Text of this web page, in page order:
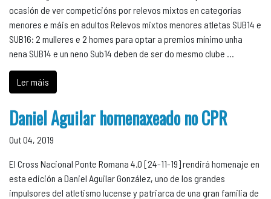
ocasión de ver competicións por relevos mixtos en categorías
menores e máis en adultos Relevos mixtos menores atletas SUB14 e
SUB16: 2 mulleres e 2 homes para optar a premios mínimo unha
nena SUB14 e un neno Sub14 deben de ser do mesmo clube …
Ler máis
Daniel Aguilar homenaxeado no CPR
Out 04, 2019
El Cross Nacional Ponte Romana 4.0 [24-11-19] rendirá homenaje en
esta edición a Daniel Aguilar González, uno de los grandes
impulsores del atletismo lucense y patriarca de una gran familia de